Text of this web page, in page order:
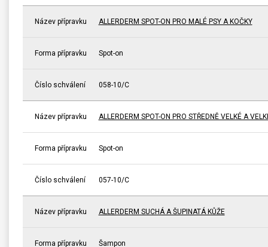
Název přípravku ALLERDERM SPOT-ON PRO MALÉ PSY A KOČKY
Forma přípravku Spot-on
Číslo schválení 058-10/C
Název přípravku ALLERDERM SPOT-ON PRO STŘEDNĚ VELKÉ A
Forma přípravku Spot-on
Číslo schválení 057-10/C
Název přípravku ALLERDERM SUCHÁ A ŠUPINATÁ KŮŽE
Forma přípravku Šampon